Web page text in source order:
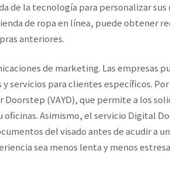
de la tecnología para personalizar sus
de ropa en línea, puede obtener
anteriores.
de marketing. Las empresas
servicios para clientes específicos.
Doorstep (VAYD), que permite a los
oficinas. Asimismo, el servicio Digital
del visado antes de acudir a
sea menos lenta y menos